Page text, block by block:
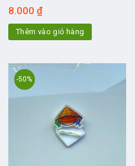
8.000 ₫
Thêm vào giỏ hàng
-50%